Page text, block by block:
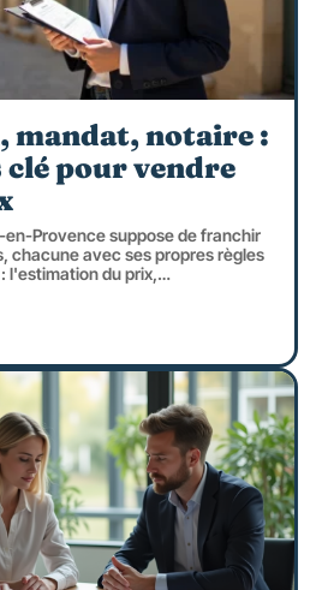
mandat, notaire :
pour vendre
en-Provence suppose de franchir
chacune avec ses propres règles
l'estimation du prix,…